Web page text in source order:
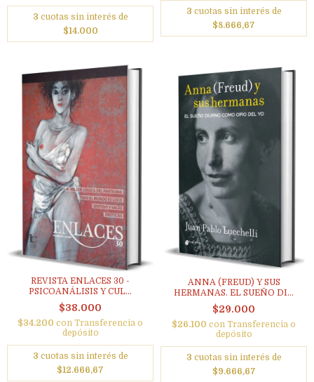
3 cuotas sin interés de
$14.000
3 cuotas sin interés de
$8.666,67
REVISTA ENLACES 30 -
PSICOANÁLISIS Y CUL...
$38.000
$34.200 con Transferencia o
depósito
3 cuotas sin interés de
$12.666,67
ANNA (FREUD) Y SUS
HERMANAS. EL SUEÑO DI...
$29.000
$26.100 con Transferencia o
depósito
3 cuotas sin interés de
$9.666,67